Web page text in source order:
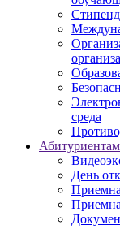
среда
Абитуриентам
День